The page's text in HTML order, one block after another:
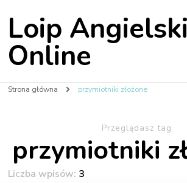
Loip Angielski
Online
Strona główna przymiotniki złożone
Przeglądasz tag
przymiotniki
Liczba wpisów: 3